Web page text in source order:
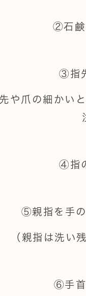
②石鹸
③指
先や爪の細かい
④指
⑤親指を手の
（親指は洗い
⑥手首